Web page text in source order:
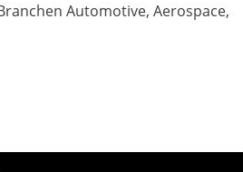
Automotive, Aerospace,